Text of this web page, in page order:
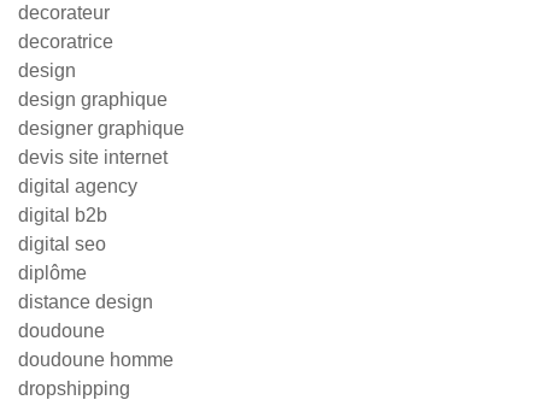
decorateur
decoratrice
design
design graphique
designer graphique
devis site internet
digital agency
digital b2b
digital seo
diplôme
distance design
doudoune
doudoune homme
dropshipping